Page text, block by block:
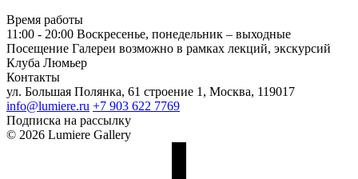
Время работы
11:00 - 20:00 Воскресенье, понедельник – выходные
Посещение Галереи возможно в рамках лекций, экскурсий
Клуба Люмьер
Контакты
ул. Большая Полянка, 61 строение 1, Москва, 119017
info@lumiere.ru +7 903 622 7769
Подписка на рассылку
© 2026 Lumiere Gallery